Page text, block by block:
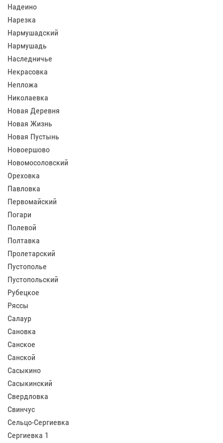
Надеино
Нарезка
Нармушадский
Нармушадь
Наследничье
Некрасовка
Непложа
Николаевка
Новая Деревня
Новая Жизнь
Новая Пустынь
Новоершово
Новомосоловский
Ореховка
Павловка
Первомайский
Погари
Полевой
Полтавка
Пролетарский
Пустополье
Пустопольский
Рубецкое
Ряссы
Салаур
Сановка
Санское
Санской
Сасыкино
Сасыкинский
Свердловка
Свинчус
Сельцо-Сергиевка
Сергиевка 1